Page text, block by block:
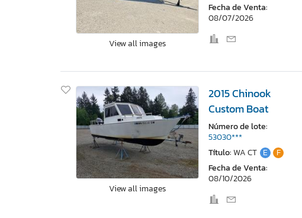
View all images
Fecha de Venta:
08/07/2026
View all images
2015 Chinook
Custom Boat
Número de lote:
53030***
Título:WA CT E
F
Fecha de Venta:
08/10/2026